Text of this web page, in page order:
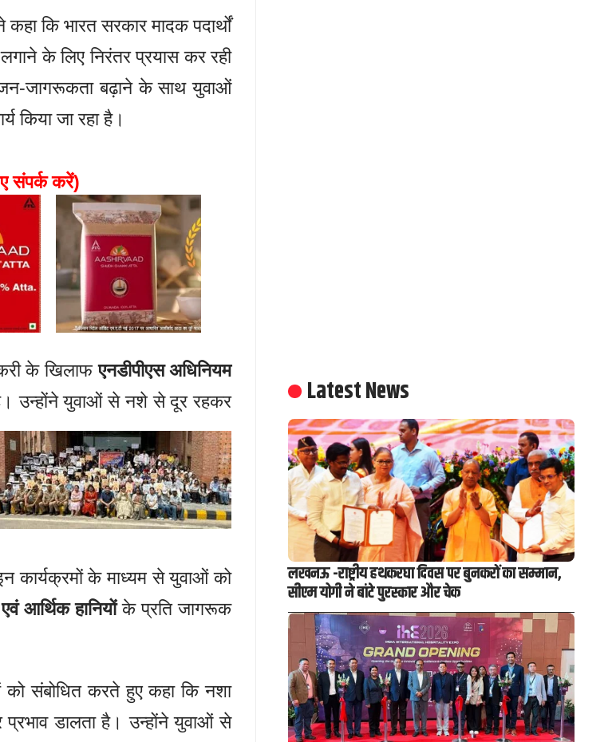
कि भारत सरकार मादक पदार्थों
के लिए निरंतर प्रयास कर रही
जागरूकता बढ़ाने के साथ युवाओं
किया जा रहा है।
संपर्क करें)
के खिलाफएनडीपीएस अधिनियम
है। उन्होंने युवाओं से नशे से दूर रहकर
कार्यक्रमों के माध्यम से युवाओं को
आर्थिक हानियोंके प्रति जागरूक
को संबोधित करते हुए कहा कि नशा
डालता है। उन्होंने युवाओं से
Latest News
लखनऊ -राष्ट्रीय हथकरघा दिवस पर बुनकरों का सम्मान,
सीएम योगी ने बांटे पुरस्कार और चेक